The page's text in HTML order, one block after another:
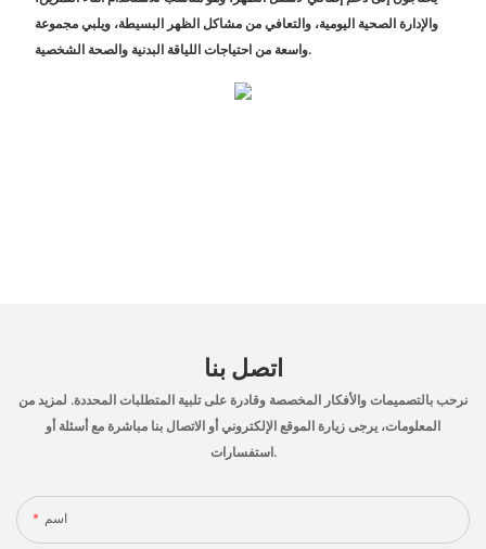
والإدارة الصحية اليومية، والتعافي من مشاكل الظهر البسيطة، ويلبي مجموعة
واسعة من احتياجات اللياقة البدنية والصحة الشخصية.
اتصل بنا
نرحب بالتصميمات والأفكار المخصصة وقادرة على تلبية المتطلبات المحددة. لمزيد من
المعلومات، يرجى زيارة الموقع الإلكتروني أو الاتصال بنا مباشرة مع أسئلة أو
استفسارات.
اسم